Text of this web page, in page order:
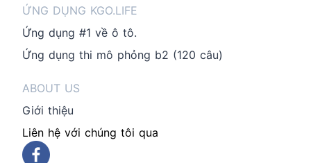
ỨNG DỤNG KGO.LIFE
Ứng dụng #1 về ô tô.
Ứng dụng thi mô phỏng b2 (120 câu)
ABOUT US
Giới thiệu
Liên hệ với chúng tôi qua